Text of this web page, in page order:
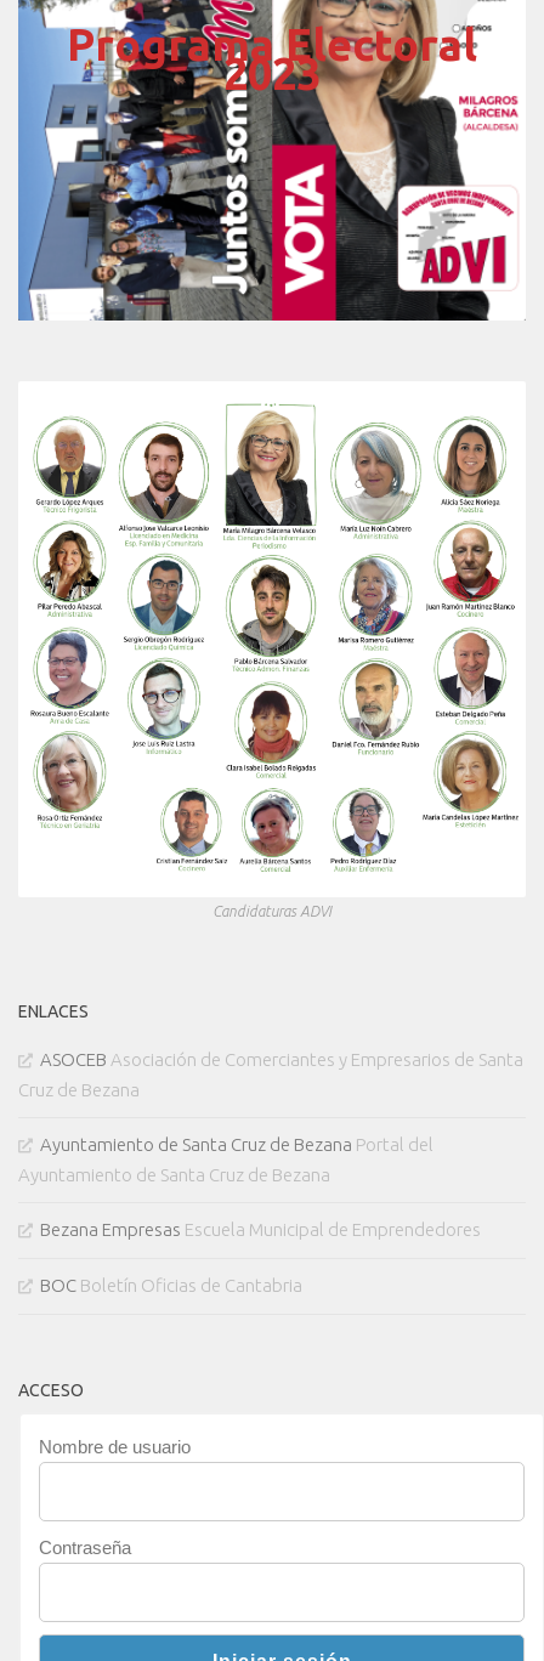
Programa Electoral
2023
Candidaturas ADVI
ENLACES
ASOCEB Asociación de Comerciantes y Empresarios de Santa
Cruz de Bezana
Ayuntamiento de Santa Cruz de Bezana Portal del
Ayuntamiento de Santa Cruz de Bezana
Bezana Empresas Escuela Municipal de Emprendedores
BOC Boletín Oficias de Cantabria
ACCESO
Nombre de usuario
Contraseña